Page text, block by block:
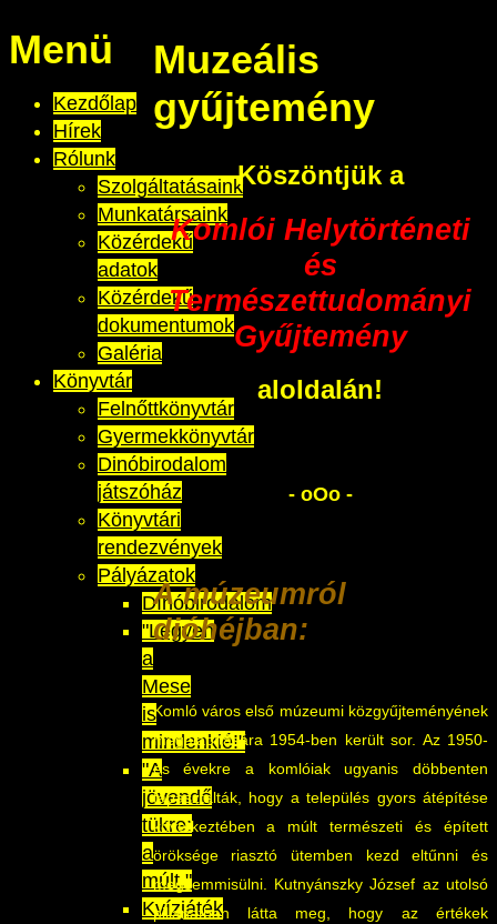
Menü
Kezdőlap
Hírek
Rólunk
Szolgáltatásaink
Munkatársaink
Közérdekű
adatok
Közérdekű
dokumentumok
Galéria
Könyvtár
Felnőttkönyvtár
Gyermekkönyvtár
Dinóbirodalom
játszóház
Könyvtári
rendezvények
Pályázatok
Dínóbirodalom
"Legyen
a
Mese
is
mindenkié!"
"A
jövendő
tükre:
a
múlt."
Kvízjáték
Muzeális
gyűjtemény
Köszöntjük a
Komlói Helytörténeti
és
Természettudományi
Gyűjtemény
aloldalán!
- oOo -
A múzeumról
dióhéjban:
Komló város első múzeumi közgyűjteményének
megalapítására 1954-ben került sor. Az 1950-
es évekre a komlóiak ugyanis döbbenten
tapasztalták, hogy a település gyors átépítése
következtében a múlt természeti és épített
öröksége riasztó ütemben kezd eltűnni és
megsemmisülni. Kutnyánszky József az utolsó
pillanatban látta meg, hogy az értékek